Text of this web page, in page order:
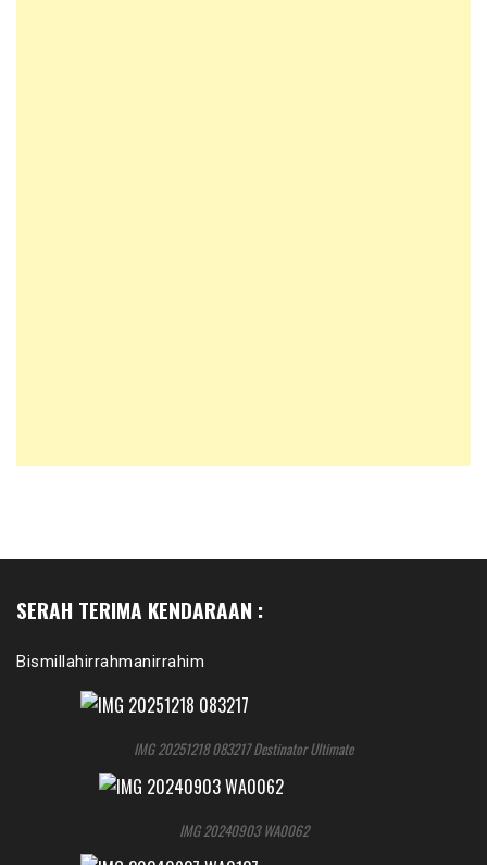
SERAH TERIMA KENDARAAN :
Bismillahirrahmanirrahim
IMG 20251218 083217 Destinator Ultimate
IMG 20240903 WA0062